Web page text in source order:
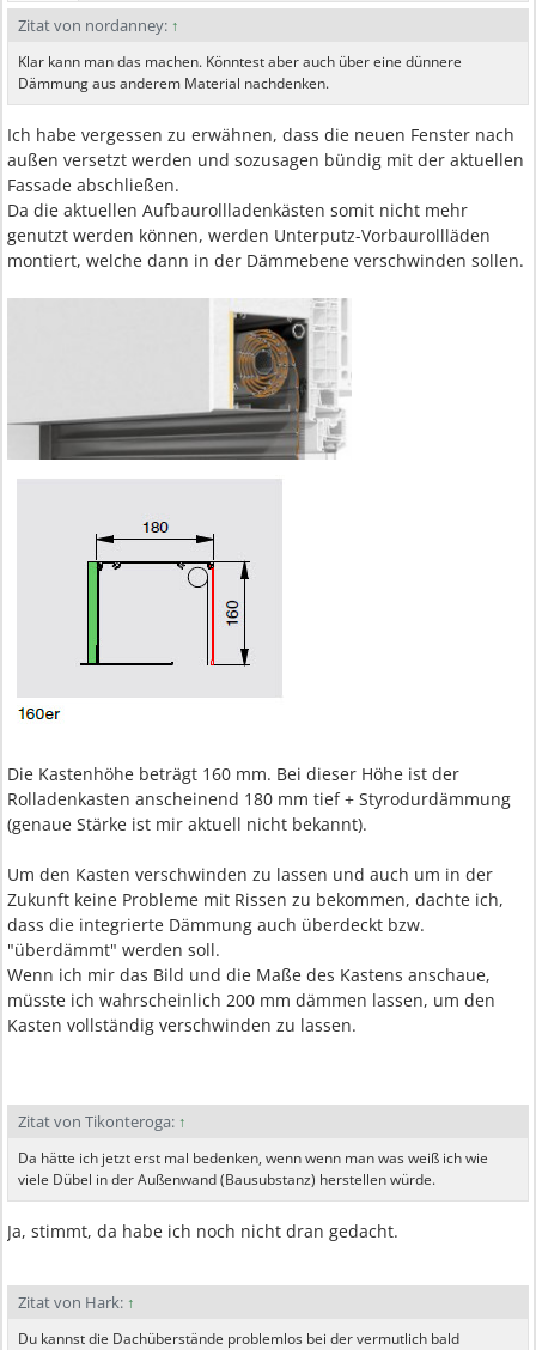
Zitat von nordanney: ↑
Klar kann man das machen. Könntest aber auch über eine dünnere
Dämmung aus anderem Material nachdenken.
Ich habe vergessen zu erwähnen, dass die neuen Fenster nach
außen versetzt werden und sozusagen bündig mit der aktuellen
Fassade abschließen.
Da die aktuellen Aufbaurollladenkästen somit nicht mehr
genutzt werden können, werden Unterputz-Vorbaurollläden
montiert, welche dann in der Dämmebene verschwinden sollen.
Die Kastenhöhe beträgt 160 mm. Bei dieser Höhe ist der
Rolladenkasten anscheinend 180 mm tief + Styrodurdämmung
(genaue Stärke ist mir aktuell nicht bekannt).
Um den Kasten verschwinden zu lassen und auch um in der
Zukunft keine Probleme mit Rissen zu bekommen, dachte ich,
dass die integrierte Dämmung auch überdeckt bzw.
"überdämmt" werden soll.
Wenn ich mir das Bild und die Maße des Kastens anschaue,
müsste ich wahrscheinlich 200 mm dämmen lassen, um den
Kasten vollständig verschwinden zu lassen.
Zitat von Tikonteroga: ↑
Da hätte ich jetzt erst mal bedenken, wenn wenn man was weiß ich wie
viele Dübel in der Außenwand (Bausubstanz) herstellen würde.
Ja, stimmt, da habe ich noch nicht dran gedacht.
Zitat von Hark: ↑
Du kannst die Dachüberstände problemlos bei der vermutlich bald